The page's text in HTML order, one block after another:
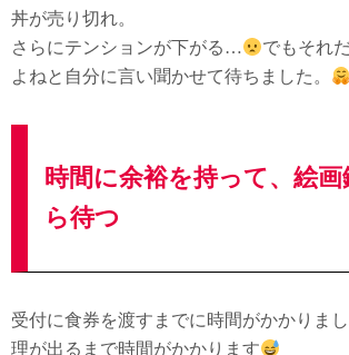
丼が売り切れ。
さらにテンションが下がる…
でもそれ
よねと自分に言い聞かせて待ちました。
時間に余裕を持って、絵
ら待つ
受付に食券を渡すまでに時間がかかりま
理が出るまで時間がかかります